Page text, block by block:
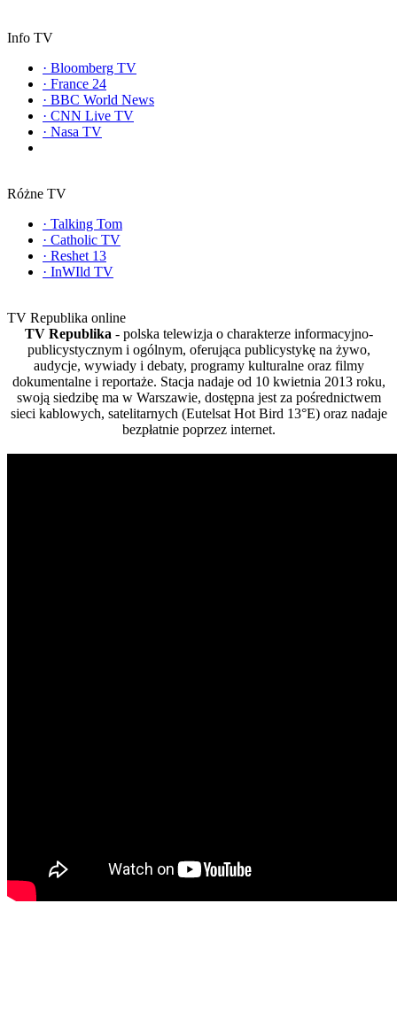
Info TV
· Bloomberg TV
· France 24
· BBC World News
· CNN Live TV
· Nasa TV
Różne TV
· Talking Tom
· Catholic TV
· Reshet 13
· InWIld TV
TV Republika online
TV Republika - polska telewizja o charakterze informacyjno-
publicystycznym i ogólnym, oferująca publicystykę na żywo,
audycje, wywiady i debaty, programy kulturalne oraz filmy
dokumentalne i reportaże. Stacja nadaje od 10 kwietnia 2013 roku,
swoją siedzibę ma w Warszawie, dostępna jest za pośrednictwem
sieci kablowych, satelitarnych (Eutelsat Hot Bird 13°E) oraz nadaje
bezpłatnie poprzez internet.